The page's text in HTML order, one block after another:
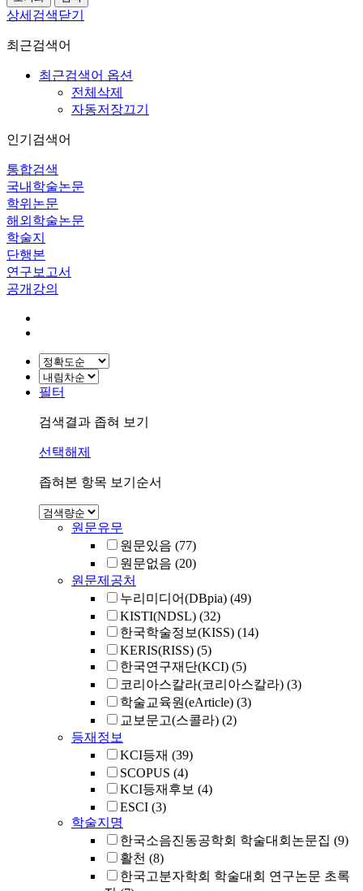
상세검색닫기
최근검색어
최근검색어 옵션
전체삭제
자동저장끄기
인기검색어
통합검색
국내학술논문
학위논문
해외학술논문
학술지
단행본
연구보고서
공개강의
필터
검색결과 좁혀 보기
선택해제
좁혀본 항목 보기순서
원문유무
원문있음 (77)
원문없음 (20)
원문제공처
누리미디어(DBpia) (49)
KISTI(NDSL) (32)
한국학술정보(KISS) (14)
KERIS(RISS) (5)
한국연구재단(KCI) (5)
코리아스칼라(코리아스칼라) (3)
학술교육원(eArticle) (3)
교보문고(스콜라) (2)
등재정보
KCI등재 (39)
SCOPUS (4)
KCI등재후보 (4)
ESCI (3)
학술지명
한국소음진동공학회 학술대회논문집 (9)
활천 (8)
한국고분자학회 학술대회 연구논문 초록